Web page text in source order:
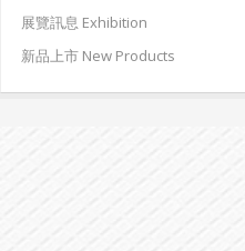
展覽訊息 Exhibition
新品上市 New Products